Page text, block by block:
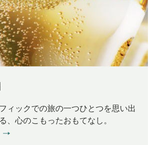
ィックでの旅の一つひとつを思い出
、心のこもったおもてなし。